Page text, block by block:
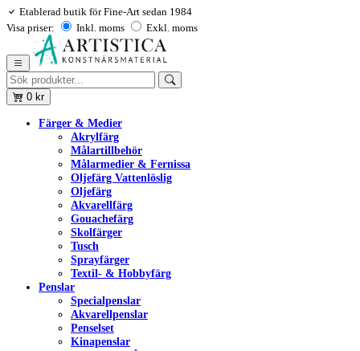
Etablerad butik för Fine-Art sedan 1984
Visa priser:
Inkl. moms Exkl. moms
0 kr
Färger & Medier
Akrylfärg
Målartillbehör
Målarmedier & Fernissa
Oljefärg Vattenlöslig
Oljefärg
Akvarellfärg
Gouachefärg
Skolfärger
Tusch
Sprayfärger
Textil- & Hobbyfärg
Penslar
Specialpenslar
Akvarellpenslar
Penselset
Kinapenslar